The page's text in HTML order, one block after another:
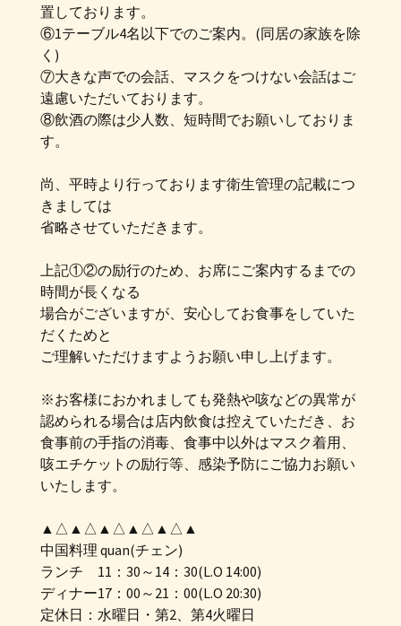
置しております。
⑥1テーブル4名以下でのご案内。(同居の家族を除
く)
⑦大きな声での会話、マスクをつけない会話はご
遠慮いただいております。
⑧飲酒の際は少人数、短時間でお願いしておりま
す。
尚、平時より行っております衛生管理の記載につ
きましては
省略させていただきます。
上記①②の励行のため、お席にご案内するまでの
時間が長くなる
場合がございますが、安心してお食事をしていた
だくためと
ご理解いただけますようお願い申し上げます。
※お客様におかれましても発熱や咳などの異常が
認められる場合は店内飲食は控えていただき、お
食事前の手指の消毒、食事中以外はマスク着用、
咳エチケットの励行等、感染予防にご協力お願い
いたします。
▲△▲△▲△▲△▲△▲
中国料理 quan(チェン)
ランチ 11：30～14：30(L.O 14:00)
ディナー17：00～21：00(L.O 20:30)
定休日：水曜日・第2、第4火曜日